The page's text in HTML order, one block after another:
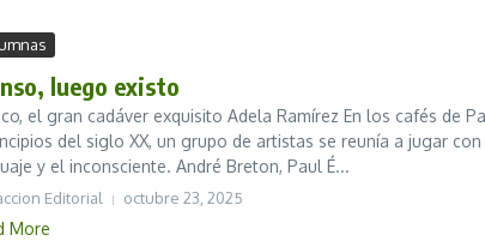
luego existo
el gran cadáver exquisito Adela Ramírez En los cafés de
del siglo XX, un grupo de artistas se reunía a jugar
y el inconsciente. André Breton, Paul É...
Editorial octubre 23, 2025
More